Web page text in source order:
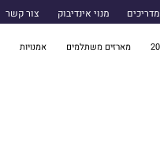
מדריכים מנוי אינדיבוק צור קשר
מארזים משתלמים אמנויות